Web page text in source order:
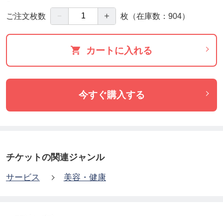
ご注文枚数 － ＋ 枚 （在庫数：904）
カートに入れる
今すぐ購入する
チケットの関連ジャンル
サービス 美容・健康